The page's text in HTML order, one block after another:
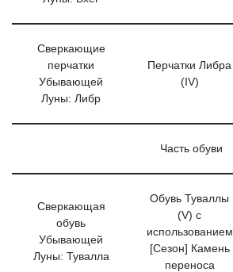
Сверкающие
перчатки
Убывающей
Луны: Либр
Перчатки Либра
(IV)
Часть обуви
Сверкающая
обувь
Убывающей
Луны: Тувалла
Обувь Туваллы
(V) с
использованием
[Сезон] Камень
переноса